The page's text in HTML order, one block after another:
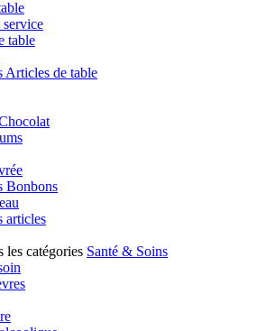
service
table
Articles de table
Bonbons
articles
les catégories Santé & Soins